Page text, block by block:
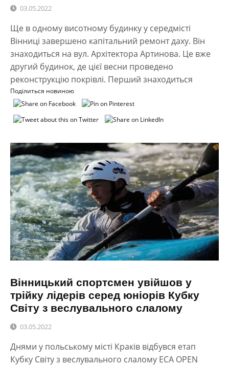
03.05.2022
Ще в одному висотному будинку у середмісті
Вінниці завершено капітальний ремонт даху. Він
знаходиться на вул. Архітектора Артинова. Це вже
другий будинок, де цієї весни проведено
реконструкцію покрівлі. Перший знаходиться
Поділиться новиною
Вінницький спортсмен увійшов у
трійку лідерів серед юніорів Кубку
Світу з веслувального слалому
03.05.2022
Днями у польському місті Краків відбувся етап
Кубку Світу з веслувального слалому ECA OPEN